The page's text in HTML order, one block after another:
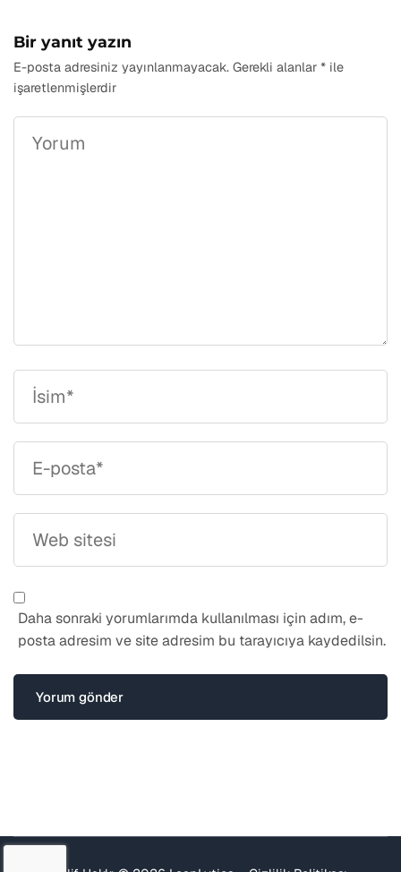
Bir yanıt yazın
E-posta adresiniz yayınlanmayacak. Gerekli alanlar * ile
işaretlenmişlerdir
Daha sonraki yorumlarımda kullanılması için adım, e-
posta adresim ve site adresim bu tarayıcıya kaydedilsin.